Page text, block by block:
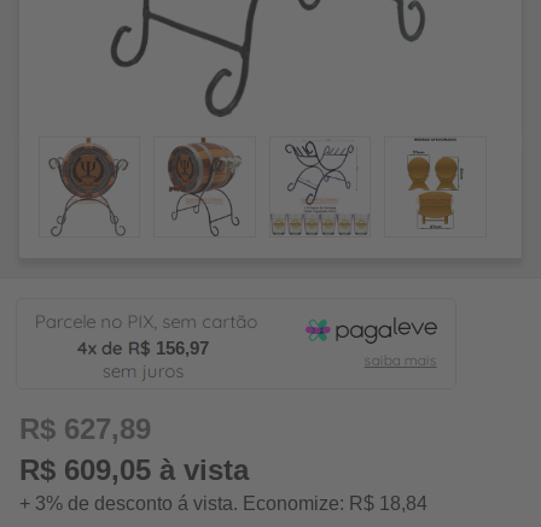
156,97
R$ 627,89
R$ 609,05 à vista
+ 3% de desconto á vista. Economize: R$ 18,84